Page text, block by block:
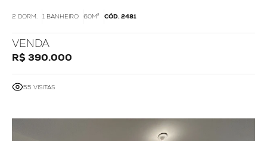
2 DORM. 1 BANHEIRO 60M² CÓD. 2481
VENDA
R$ 390.000
55 VISITAS